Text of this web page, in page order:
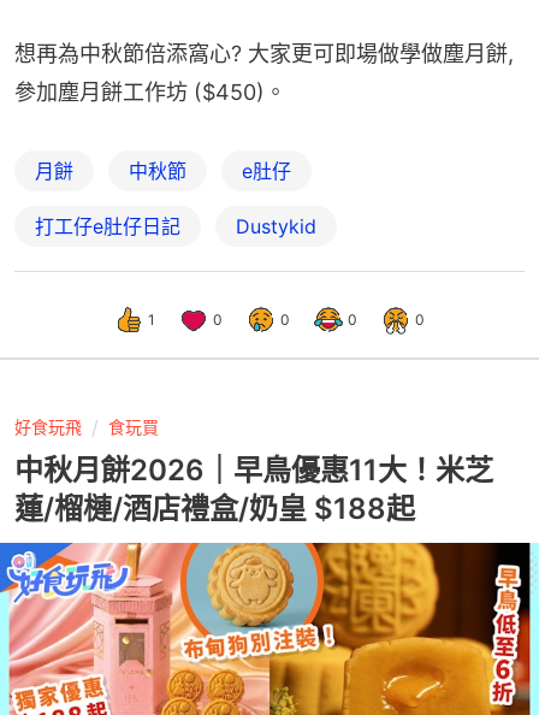
想再為中秋節倍添窩心? 大家更可即場做學做塵月餅,
參加塵月餅工作坊 ($450)。
月餅 中秋節 e肚仔
打工仔e肚仔日記 Dustykid
1 0 0 0 0
好食玩飛 食玩買
中秋月餅2026｜早鳥優惠11大！米芝
蓮/榴槤/酒店禮盒/奶皇 $188起